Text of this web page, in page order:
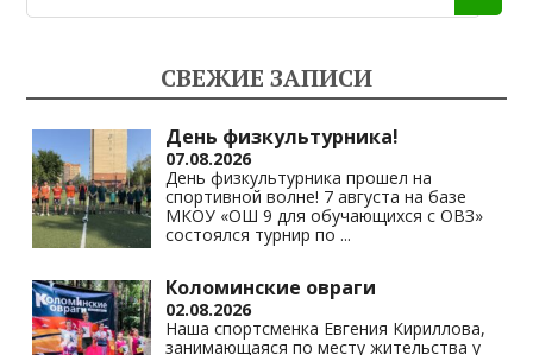
o
as
s
ni
ki
gr
a
m
s
A
p
p
y
Li
n
k
СВЕЖИЕ ЗАПИСИ
День физкультурника!
07.08.2026
День физкультурника прошел на
спортивной волне! 7 августа на базе
МКОУ «ОШ 9 для обучающихся с ОВЗ»
состоялся турнир по ...
Коломинские овраги
02.08.2026
Наша спортсменка Евгения Кириллова,
занимающаяся по месту жительства у